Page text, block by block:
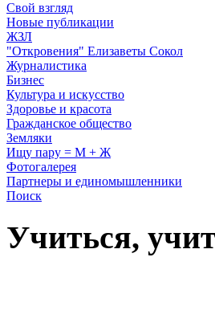
Свой взгляд
Новые публикации
ЖЗЛ
"Откровения" Елизаветы Сокол
Журналистика
Бизнес
Культура и искусство
Здоровье и красота
Гражданское общество
Земляки
Ищу пару = М + Ж
Фотогалерея
Партнеры и единомышленники
Поиск
Учиться,